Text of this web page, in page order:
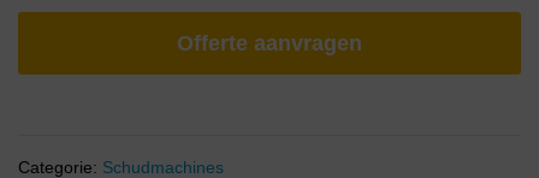
Offerte aanvragen
Categorie: Schudmachines